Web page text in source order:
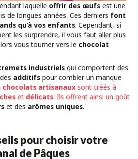
laquelle offrir des œufs est une
de longues années. Ces derniers font
qu’à vos enfants. Cependant, si
les surprendre, il vous faut aller plus
vous tourner vers le chocolat
industriels qui comportent des
additifs pour combler un manque
artisanaux sont créés à
et délicats. Ils offrent ainsi un goût
et des arômes uniques.
pour choisir votre
de Pâques